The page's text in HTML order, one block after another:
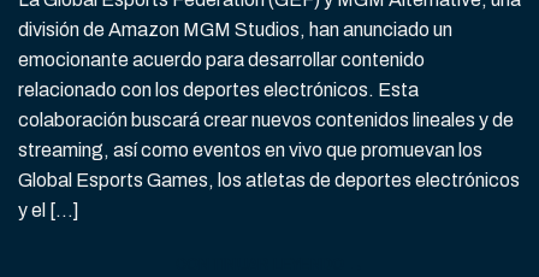
división de Amazon MGM Studios, han anunciado un
emocionante acuerdo para desarrollar contenido
relacionado con los deportes electrónicos. Esta
colaboración buscará crear nuevos contenidos lineales y de
streaming, así como eventos en vivo que promuevan los
Global Esports Games, los atletas de deportes electrónicos
y el […]